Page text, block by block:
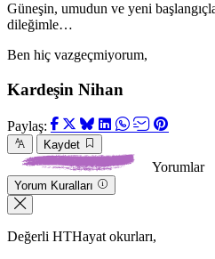
Güneşin, umudun ve yeni
dileğimle…
Ben hiç vazgeçmiyorum,
Kardeşin Nihan
Paylaş:
Kaydet
Yorumlar
Yorum Kuralları
Değerli HTHayat okurları,